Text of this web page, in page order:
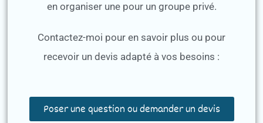
en organiser une pour un groupe privé.
Contactez-moi pour en savoir plus ou pour
recevoir un devis adapté à vos besoins :
Poser une question ou demander un devis